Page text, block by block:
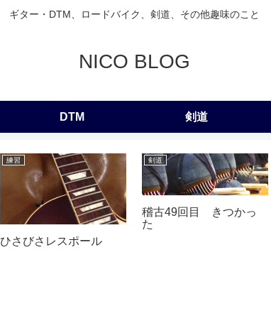
ギター・DTM、ロードバイク、剣道、その他趣味のこと
NICO BLOG
DTM 剣道
練習
ひさびさレスポール
剣道
稽古49回目 きつかっ
た